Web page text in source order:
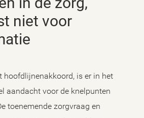
niet voor
hoofdlijnenakkoord, is er in het
aandacht voor de knelpunten
toenemende zorgvraag en